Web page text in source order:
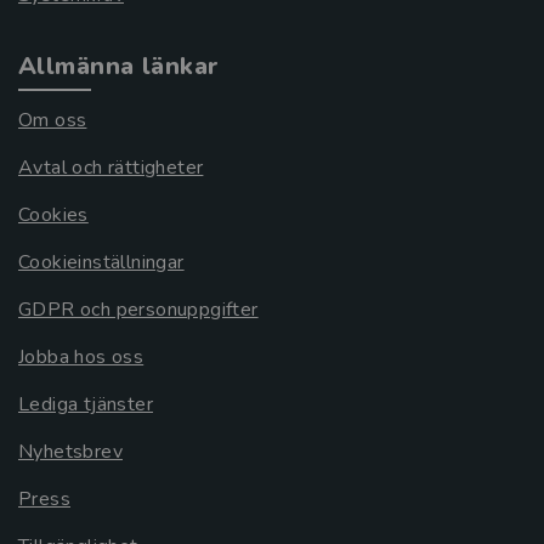
Allmänna länkar
Om oss
Avtal och rättigheter
Cookies
Cookieinställningar
GDPR och personuppgifter
Jobba hos oss
Lediga tjänster
Nyhetsbrev
Press